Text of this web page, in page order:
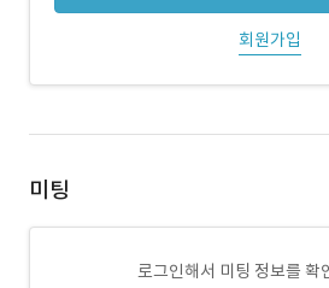
회원가입
미팅
로그인해서 미팅 정보를 확